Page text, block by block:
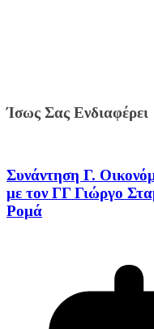
Ίσως Σας Ενδιαφέρει
Συνάντηση Γ.
με τον ΓΓ Γιώργο
Ρομά